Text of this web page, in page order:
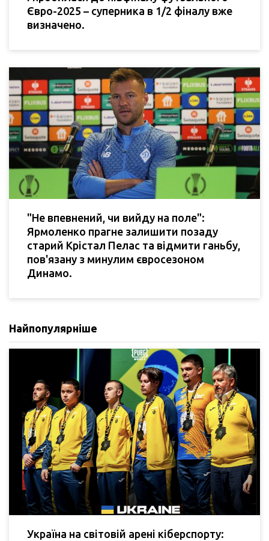
Євро-2025 – суперника в 1/2 фіналу вже
визначено.
"Не впевнений, чи вийду на поле":
Ярмоленко прагне залишити позаду
старий Крістал Пелас та відмити ганьбу,
пов'язану з минулим євросезоном
Динамо.
Найпопулярніше
Україна на світовій арені кіберспорту: